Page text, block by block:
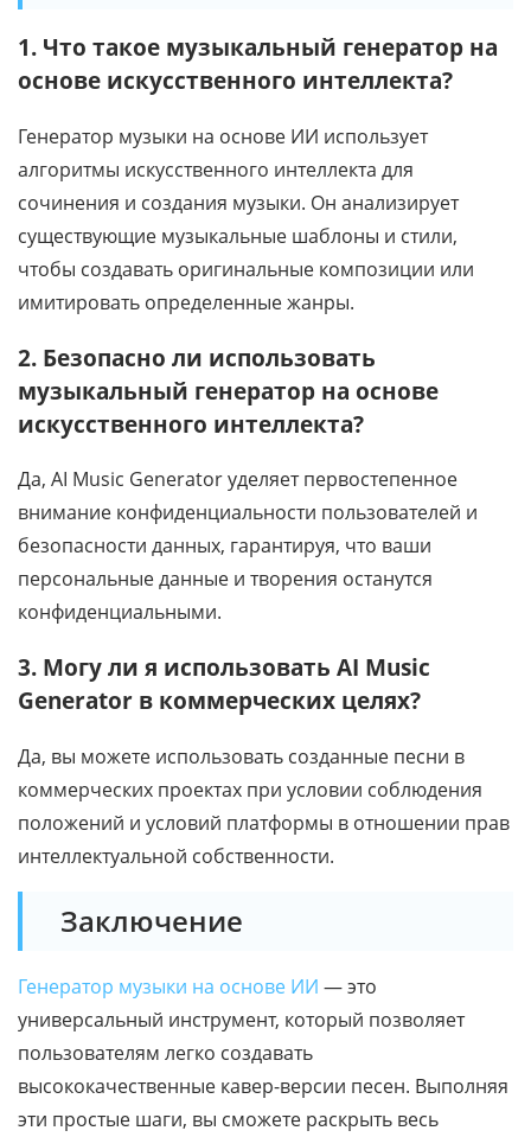
1. Что такое музыкальный генератор на
основе искусственного интеллекта?
Генератор музыки на основе ИИ использует
алгоритмы искусственного интеллекта для
сочинения и создания музыки. Он анализирует
существующие музыкальные шаблоны и стили,
чтобы создавать оригинальные композиции или
имитировать определенные жанры.
2. Безопасно ли использовать
музыкальный генератор на основе
искусственного интеллекта?
Да, AI Music Generator уделяет первостепенное
внимание конфиденциальности пользователей и
безопасности данных, гарантируя, что ваши
персональные данные и творения останутся
конфиденциальными.
3. Могу ли я использовать AI Music
Generator в коммерческих целях?
Да, вы можете использовать созданные песни в
коммерческих проектах при условии соблюдения
положений и условий платформы в отношении прав
интеллектуальной собственности.
Заключение
Генератор музыки на основе ИИ — это
универсальный инструмент, который позволяет
пользователям легко создавать
высококачественные кавер-версии песен. Выполняя
эти простые шаги, вы сможете раскрыть весь